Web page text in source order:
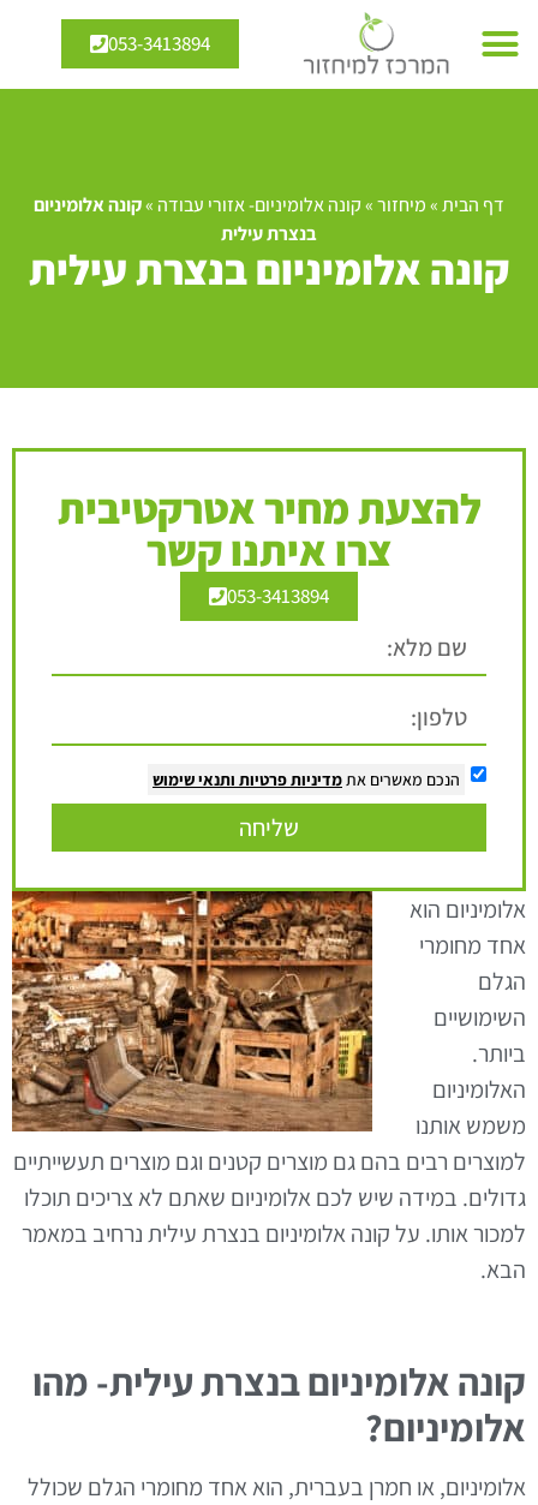
053-3413894
דף הבית»מיחזור»קונה אלומיניום- אזורי עבודה »קונה אלומיניום
בנצרת עילית
קונה אלומיניום בנצרת עילית
להצעת מחיר אטרקטיבית
צרו איתנו קשר
053-3413894
הנכם מאשרים את מדיניות פרטיות ותנאי שימוש
שליחה
אלומיניום הוא
אחד מחומרי
הגלם
השימושיים
ביותר.
האלומיניום
משמש אותנו
למוצרים רבים בהם גם מוצרים קטנים וגם מוצרים תעשייתיים
גדולים. במידה שיש לכם אלומיניום שאתם לא צריכים תוכלו
למכור אותו. על קונה אלומיניום בנצרת עילית נרחיב במאמר
הבא.
קונה אלומיניום בנצרת עילית- מהו
אלומיניום?
אלומיניום, או חמרן בעברית, הוא אחד מחומרי הגלם שכולל